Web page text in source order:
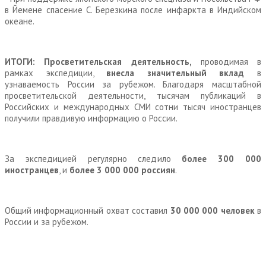
в Йемене спасение С. Березкина после инфаркта в Индийском
океане.
ИТОГИ: Просветительская деятельность, проводимая в
рамках экспедиции, внесла значительный вклад в
узнаваемость России за рубежом. Благодаря масштабной
просветительской деятельности, тысячам публикаций в
Российских и международных СМИ сотни тысяч иностранцев
получили правдивую информацию о России.
За экспедицией регулярно следило более 300
000
иностранцев, и более 3 000 000 россиян.
Общий информационный охват составил 30 000 000 человекв
России и за рубежом.